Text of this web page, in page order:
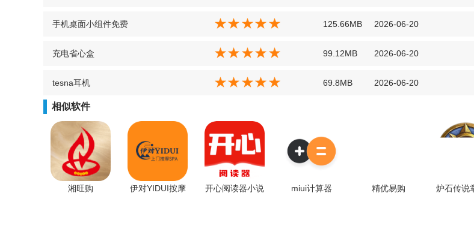
手机桌面小组件免费 125.66MB 2026-06-20
充电省心盒 99.12MB 2026-06-20
tesna耳机 69.8MB 2026-06-20
相似软件
湘旺购 伊对YIDUI按摩 开心阅读器小说 miui计算器 精优易购 炉石传说